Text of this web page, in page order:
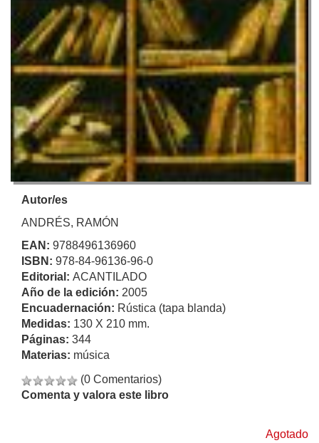
Autor/es
ANDRÉS, RAMÓN
EAN: 9788496136960
ISBN: 978-84-96136-96-0
Editorial: ACANTILADO
Año de la edición: 2005
Encuadernación: Rústica (tapa blanda)
Medidas: 130 X 210 mm.
Páginas: 344
Materias: música
(0 Comentarios)
Comenta y valora este libro
Agotado